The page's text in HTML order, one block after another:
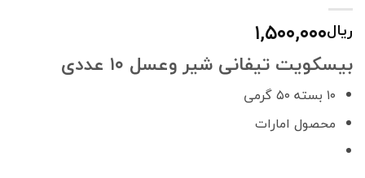
ریال۱,۵۰۰,۰۰۰
بیسکویت تیفانی شیر وعسل ۱۰ عددی
۱۰ بسته ۵۰ گرمی
محصول امارات